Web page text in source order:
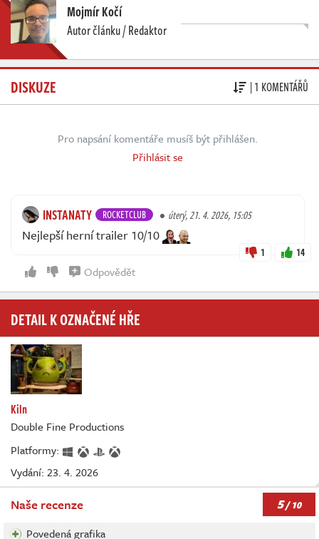
Mojmír Kočí
Autor článku / Redaktor
DISKUZE | 1 KOMENTÁŘŮ
Pro napsání komentáře musíš být přihlášen.
Přihlásit se
INSTANATY ROCKETCLUB úterý, 21. 4. 2026, 15:05
Nejlepší herní trailer 10/10
1 14
Odpovědět
DETAIL K OZNAČENÉ HŘE
Kiln
Double Fine Productions
Platformy:
Vydání: 23. 4. 2026
Naše recenze 5/ 10
Povedená grafika